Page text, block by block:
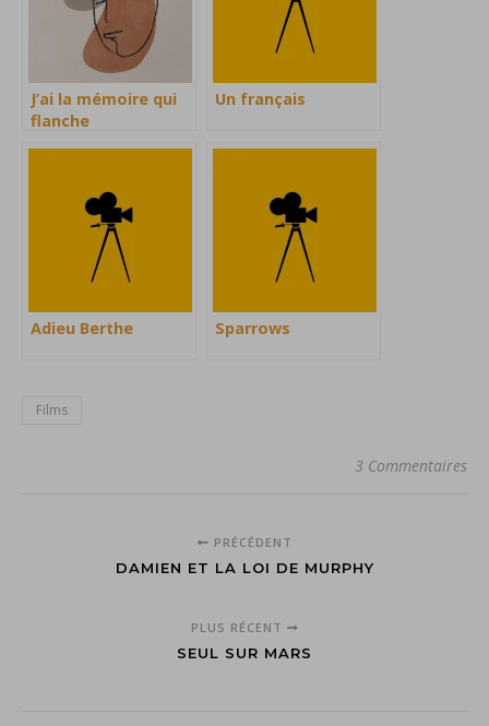
J’ai la mémoire qui
flanche
Un français
Adieu Berthe Sparrows
Films
3 Commentaires
PRÉCÉDENT
DAMIEN ET LA LOI DE MURPHY
PLUS RÉCENT
SEUL SUR MARS